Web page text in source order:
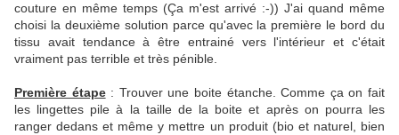
couture en même temps (Ça m'est arrivé :-)) J'ai quand même
choisi la deuxième solution parce qu'avec la première le bord du
tissu avait tendance à être entrainé vers l'intérieur et c'était
vraiment pas terrible et très pénible.
Première étape: Trouver une boite étanche. Comme ça on fait
les lingettes pile à la taille de la boite et après on pourra les
ranger dedans et même y mettre un produit (bio et naturel, bien